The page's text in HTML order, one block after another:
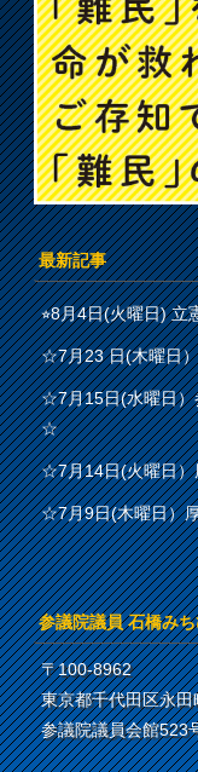
最新記事
⭐︎8月4日(火曜日) 立
☆7月23 日(木曜日
☆7月15日(水曜日）
☆
☆7月14日(火曜日）
☆7月9日(木曜日）
参議院議員 石橋み
〒100-8962
東京都千代田区永
参議院議員会館523